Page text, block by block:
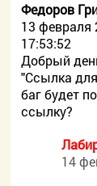
Федоров
13 февраля
17:53:52
Добрый
"Ссылка
баг будет
ссылку?
14